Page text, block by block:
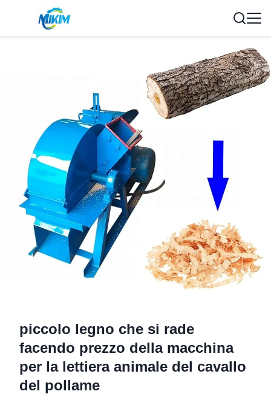
piccolo legno che si rade
facendo prezzo della macchina
per la lettiera animale del cavallo
del pollame